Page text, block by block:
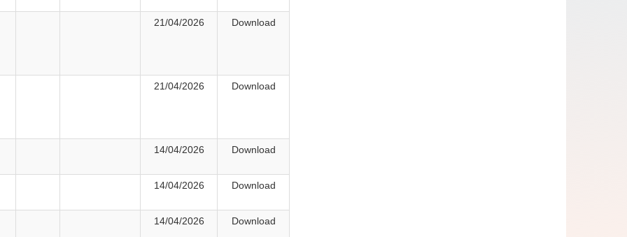
21/04/2026 Download
21/04/2026 Download
14/04/2026 Download
14/04/2026 Download
14/04/2026 Download